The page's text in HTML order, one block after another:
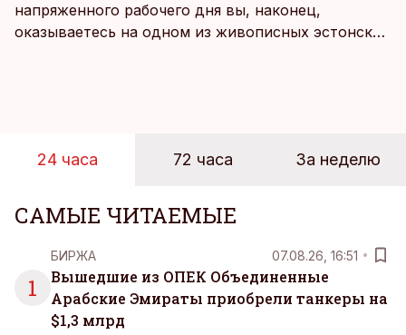
напряженного рабочего дня вы, наконец,
оказываетесь на одном из живописных эстонских
24 часа 72 часа За неделю
САМЫЕ ЧИТАЕМЫЕ
1
БИРЖА 07.08.26, 16:51
Вышедшие из ОПЕК Объединенные
Арабские Эмираты приобрели танкеры на
$1,3 млрд